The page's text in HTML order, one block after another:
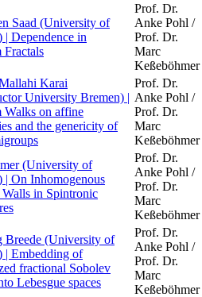
Saad (University of
| Dependence in
Fractals
Prof. Dr.
Anke Pohl /
Prof. Dr.
Marc
Keßeböhmer
Karai
University Bremen) |
Walks on affine
and the genericity of
Prof. Dr.
Anke Pohl /
Prof. Dr.
Marc
Keßeböhmer
(University of
| On Inhomogenous
in Spintronic
Prof. Dr.
Anke Pohl /
Prof. Dr.
Marc
Keßeböhmer
Breede (University of
| Embedding of
fractional Sobolev
Lebesgue spaces
Prof. Dr.
Anke Pohl /
Prof. Dr.
Marc
Keßeböhmer